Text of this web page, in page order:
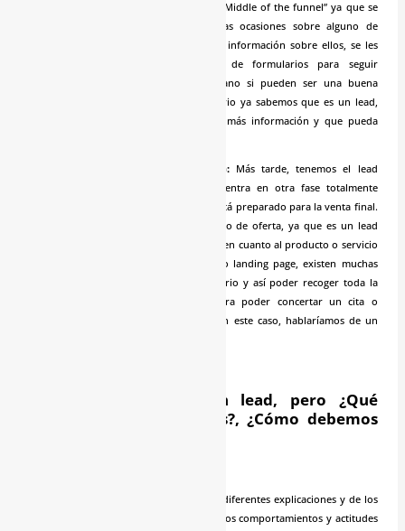
Estos leads se encuentran en la fase de “Middle of the funnel” ya que se
han mostrado interesados en reiteradas ocasiones sobre alguno de
nuestro contenidos. Para conseguir más información sobre ellos, se les
acaba pidiendo más datos a través de formularios para seguir
investigando y conocer de primera mano si pueden ser una buena
oportunidad de venta. Cuando un usuario ya sabemos que es un lead,
tenemos que trabajarlo para conseguir más información y que pueda
Lead cualificado para la venta (SQL): Más tarde, tenemos el lead
cualificado para la venta: este se encuentra en otra fase totalmente
distinta, “Bottom of the funnel” que ya está preparado para la venta final.
Este tipo de leads, responden a otro tipo de oferta, ya que es un lead
mucho más avanzado a todos los niveles en cuanto al producto o servicio
ofrecido. Dentro de este tipo de webs o landing page, existen muchas
“llamadas de acción” para atraer al usuario y así poder recoger toda la
información que nos sea necesaria para poder concertar un cita o
directamente gestionar la transacción. En este caso, hablaríamos de un
Ya sabemos que es un lead, pero ¿Qué
podemos hacer con ellos?, ¿Cómo debemos
Como podemos apreciar a través de las diferentes explicaciones y de los
tipos de leads que existen, se puede ver los comportamientos y actitudes